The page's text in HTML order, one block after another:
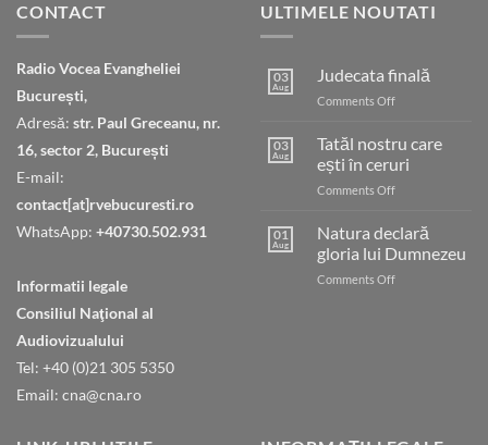
CONTACT
Radio Vocea Evangheliei
București,
Adresă: str. Paul Greceanu, nr.
16, sector 2, București
E-mail:
contact[at]rvebucuresti.ro
WhatsApp: +40730.502.931
Informatii legale
Consiliul Naţional al
Audiovizualului
Tel: +40 (0)21 305 5350
Email: cna@cna.ro
ULTIMELE NOUTATI
03
Aug
Judecata finală
Comments Offon
03
Aug
Tatăl nostru care
ești în ceruri
Comments Offon
nostru
ești
în
01
Aug
Natura declară
gloria lui Dumnezeu
Comments Offon